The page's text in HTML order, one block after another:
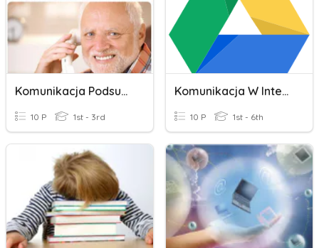
Komunikacja Podsumowanie
10 P 1st - 3rd
Komunikacja W Internecie
10 P 1st - 6th